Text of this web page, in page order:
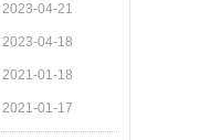
2023-04-21
2023-04-18
2021-01-18
2021-01-17